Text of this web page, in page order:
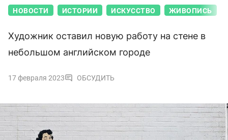
НОВОСТИ ИСТОРИИ ИСКУССТВО ЖИВОПИСЬ
Художник оставил новую работу на стене в
небольшом английском городе
17 февраля 2023 ОБСУДИТЬ